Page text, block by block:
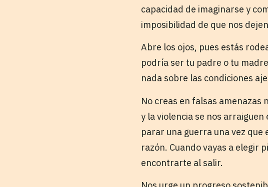
capacidad de imaginarse y
imposibilidad de que nos
Abre los ojos, pues estás
podría ser tu padre o tu
nada sobre las condiciones
No creas en falsas
y la violencia se nos
parar una guerra una vez
razón. Cuando vayas a elegir
encontrarte al salir.